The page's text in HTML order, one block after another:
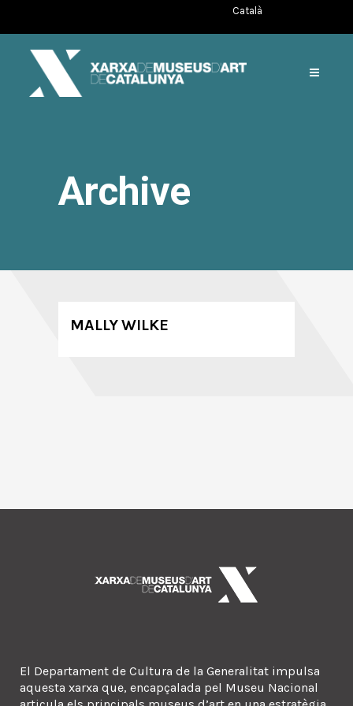
Català
Archive
MALLY WILKE
El Departament de Cultura de la Generalitat impulsa
aquesta xarxa que, encapçalada pel Museu Nacional